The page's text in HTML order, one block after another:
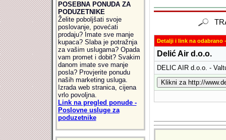
POSEBNA PONUDA ZA
PODUZETNIKE
Želite poboljšati svoje
poslovanje, povećati
prodaju? Imate sve manje
kupaca? Slaba je potražnja
za vašim uslugama? Opada
vam promet i dobit? Svakim
danom imate sve manje
posla? Provjerite ponudu
naših marketing usluga.
Izrada web stranica, cijena
vrlo povoljna.
Link na pregled ponude -
Poslovne usluge za
poduzetnike
Detalji i link na odabrano
Delić Air d.o.o.
DELIC AIR d.o.o. -